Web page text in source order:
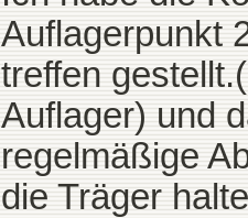
Auflagerpunkt
treffen
Auflager) und
regelmäßige
die Träger